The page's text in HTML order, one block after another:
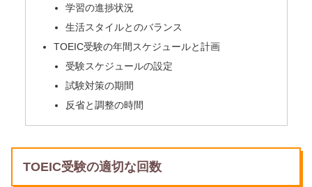
学習の進捗状況
生活スタイルとのバランス
TOEIC受験の年間スケジュールと計画
受験スケジュールの設定
試験対策の期間
反省と調整の時間
TOEIC受験の適切な回数